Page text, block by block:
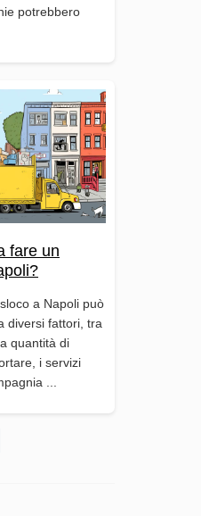
potrebbero
fare un
a Napoli può
diversi fattori, tra
quantità di
i servizi
...